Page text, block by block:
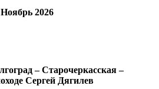
Ноябрь 2026
– Старочеркасская –
Сергей Дягилев